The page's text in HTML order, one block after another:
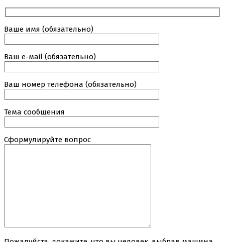
Ваше имя (обязательно)
Ваш е-маil (обязательно)
Ваш номер телефона (обязательно)
Тема сообщения
Сформулируйте вопрос